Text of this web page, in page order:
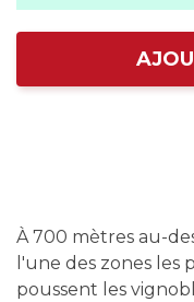
À 700 mètres au-
l'une des zones les
poussent les